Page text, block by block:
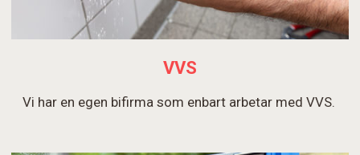
VVS
Vi har en egen bifirma som enbart arbetar med VVS.